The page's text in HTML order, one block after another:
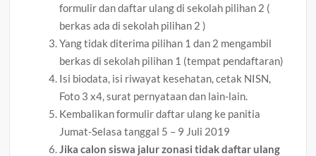
formulir dan daftar ulang di sekolah pilihan 2 (
berkas ada di sekolah pilihan 2 )
Yang tidak diterima pilihan 1 dan 2 mengambil
berkas di sekolah pilihan 1 (tempat pendaftaran)
Isi biodata, isi riwayat kesehatan, cetak NISN,
Foto 3 x4, surat pernyataan dan lain-lain.
Kembalikan formulir daftar ulang ke panitia
Jumat-Selasa tanggal 5 – 9 Juli 2019
Jika calon siswa jalur zonasi tidak daftar ulang